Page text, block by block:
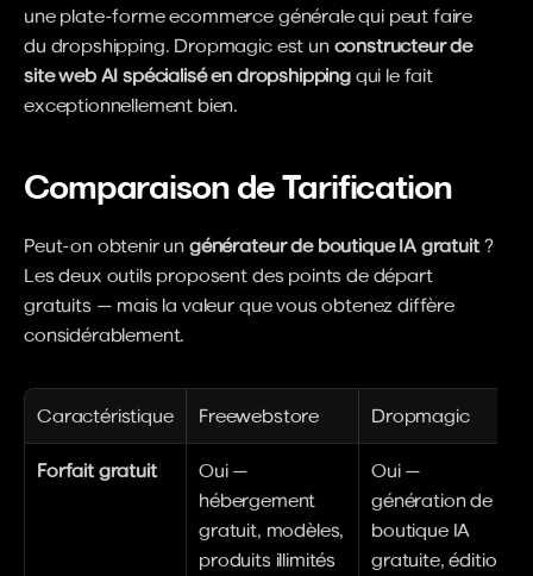
une plate-forme ecommerce générale qui peut faire
du dropshipping. Dropmagic est un constructeur de
site web AI spécialisé en dropshipping qui le fait
exceptionnellement bien.
Comparaison de Tarification
Peut-on obtenir un générateur de boutique IA gratuit ?
Les deux outils proposent des points de départ
gratuits — mais la valeur que vous obtenez diffère
considérablement.
Caractéristique Freewebstore Dropmagic
Forfait gratuit
Oui —
hébergement
gratuit, modèles,
produits illimités
Oui —
génération de
boutique IA
gratuite, édition,